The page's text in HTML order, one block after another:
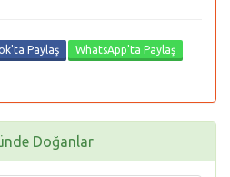
Paylaş
WhatsApp'ta Paylaş
Doğanlar